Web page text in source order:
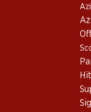
Pinot Noir,